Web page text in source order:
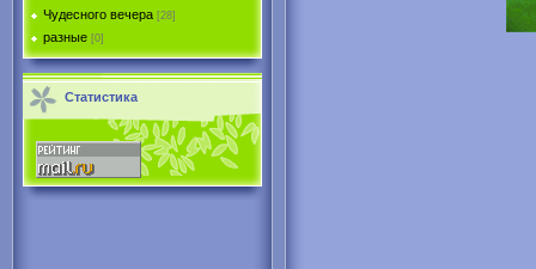
Чудесного вечера [28]
разные [0]
Статистика